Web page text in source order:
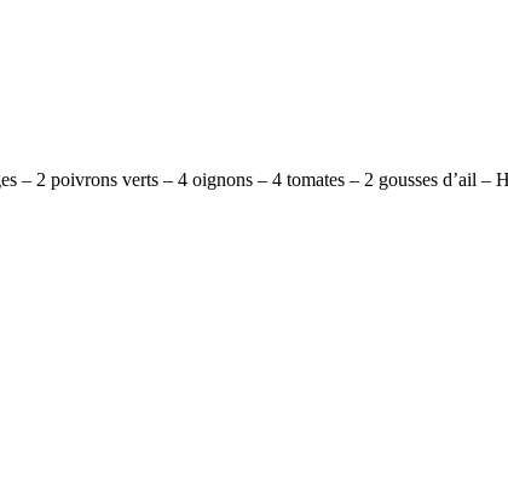
– 2 poivrons verts – 4 oignons – 4 tomates – 2 gousses d’ail